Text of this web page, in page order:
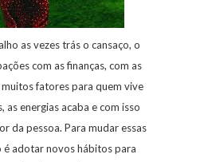
as vezes trás o cansaço, o
com as finanças, com as
muitos fatores para quem vive
as energias acaba e com isso
da pessoa. Para mudar essas
é adotar novos hábitos para